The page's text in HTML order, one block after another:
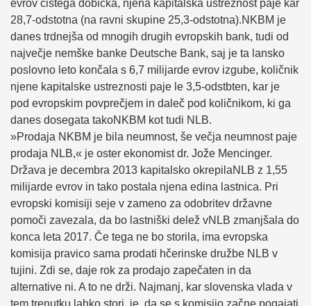
evrov čistega dobička, njena kapitalska ustreznost paje kar
28,7-odstotna (na ravni skupine 25,3-odstotna).NKBM je
danes trdnejša od mnogih drugih evropskih bank, tudi od
največje nemške banke Deutsche Bank, saj je ta lansko
poslovno leto končala s 6,7 milijarde evrov izgube, količnik
njene kapitalske ustreznosti paje le 3,5-odstbten, kar je
pod evropskim povprečjem in daleč pod količnikom, ki ga
danes dosegata takoNKBM kot tudi NLB.
»Prodaja NKBM je bila neumnost, še večja neumnost paje
prodaja NLB,« je oster ekonomist dr. Jože Mencinger.
Država je decembra 2013 kapitalsko okrepilaNLB z 1,55
milijarde evrov in tako postala njena edina lastnica. Pri
evropski komisiji seje v zameno za odobritev državne
pomoči zavezala, da bo lastniški delež vNLB zmanjšala do
konca leta 2017. Če tega ne bo storila, ima evropska
komisija pravico sama prodati hčerinske družbe NLB v
tujini. Zdi se, daje rok za prodajo zapečaten in da
alternative ni. A to ne drži. Najmanj, kar slovenska vlada v